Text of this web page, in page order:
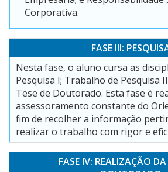
Corporativa.
FASE III:
Nesta fase, o aluno cursa as
Pesquisa I; Trabalho de Pesquisa
Tese de Doutorado. Esta fase é
assessoramento constante do
fim de recolher a informação
realizar o trabalho com rigor e
FASE IV: REALIZAÇÃO DA